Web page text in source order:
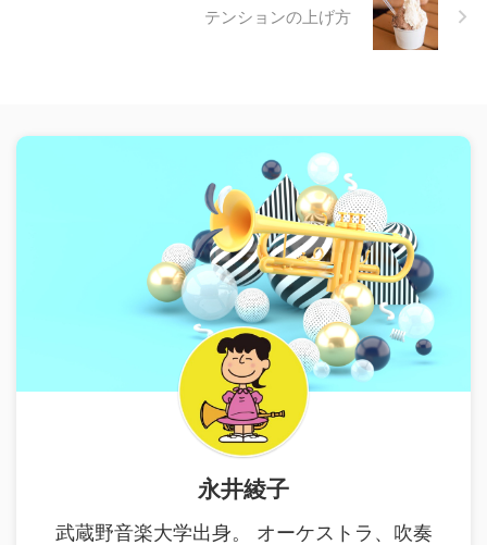
テンションの上げ方
永井綾子
武蔵野音楽大学出身。 オーケストラ、吹奏